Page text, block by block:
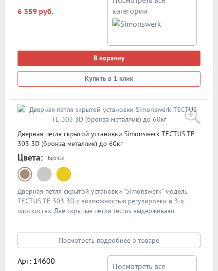
6 359 руб.
категории
В корзину
Купить в 1 клик
Дверная петля скрытой установки Simonswerk TECTUS TE
303 3D (бронза металлик) до 60кг
Цвета: Бронза
Дверная петля скрытой установки "Simonswerk" модель
TECTUS TE 303 3D с возможностью регулировки в 3-х
плоскостях. Две скрытые петли tectus выдерживают
нагрузку до 60кг и подходят для любых типов дверей
универсальная. Цвет: бронза металлик. В подробном
описании представлена схема и размеры петли
Посмотреть подробнее о товаре
Арт: 14600
Посмотреть все